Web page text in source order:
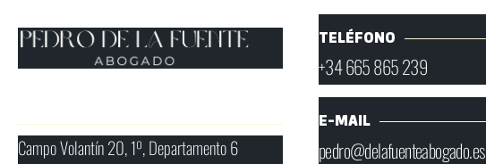
Campo Volantín 20, 1º, Departamento 6
TELÉFONO
+34 665 865 239
E-MAIL
pedro@delafuenteabogado.es